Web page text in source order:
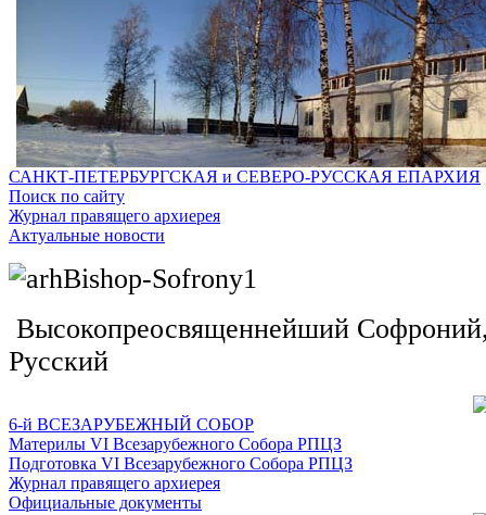
САНКТ-ПЕТЕРБУРГСКАЯ и СЕВЕРО-РУССКАЯ ЕПАРХИЯ
Поиск по сайту
Журнал правящего архиерея
Актуальные новости
Высокопреосвященнейший
Русский
6-й ВСЕЗАРУБЕЖНЫЙ СОБОР
Материлы VI Всезарубежного Собора РПЦЗ
Подготовка VI Всезарубежного Собора РПЦЗ
Журнал правящего архиерея
Официальные документы